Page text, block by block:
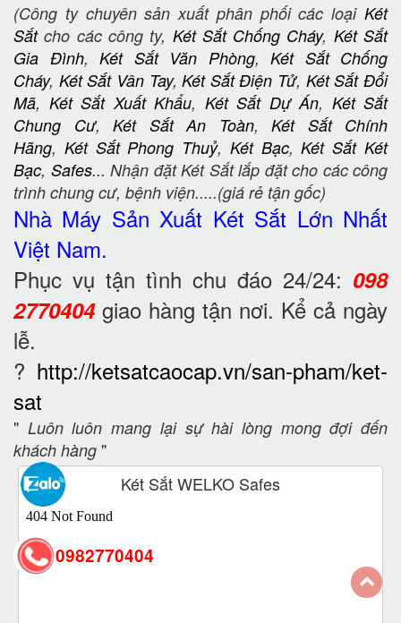
(Công ty chuyên sản xuất phân phối các loại Két
Sắtcho các công ty, Két Sắt Chống Cháy, Két Sắt
Gia Đình, Két Sắt Văn Phòng, Két Sắt Chống
Cháy, Két Sắt Vân Tay,Két Sắt Điện Tử, Két Sắt Đổi
Mã, Két Sắt Xuất Khẩu, Két Sắt Dự Án, Két Sắt
Chung Cư, Két Sắt An Toàn, Két Sắt Chính
Hãng, Két Sắt Phong Thuỷ, Két Bạc,Két Sắt Két
Bạc, Safes... Nhận đặt Két Sắt lắp đặt cho các công
trình chung cư, bệnh viện.....(giá rẻ tận gốc)
Nhà Máy Sản Xuất Két Sắt Lớn Nhất
Việt Nam.
Phục vụ tận tình chu đáo 24/24: 098
2770404giao hàng tận nơi. Kể cả ngày
lễ.
? http://ketsatcaocap.vn/san-pham/ket-
sat
" Luôn luôn mang lại sự hài lòng mong đợi đến
khách hàng "
Két Sắt WELKO Safes
0982770404